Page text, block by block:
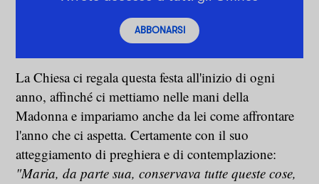
ABBONARSI
La Chiesa ci regala questa festa all'inizio di ogni
anno, affinché ci mettiamo nelle mani della
Madonna e impariamo anche da lei come affrontare
l'anno che ci aspetta. Certamente con il suo
atteggiamento di preghiera e di contemplazione:
"Maria, da parte sua, conservava tutte queste cose,